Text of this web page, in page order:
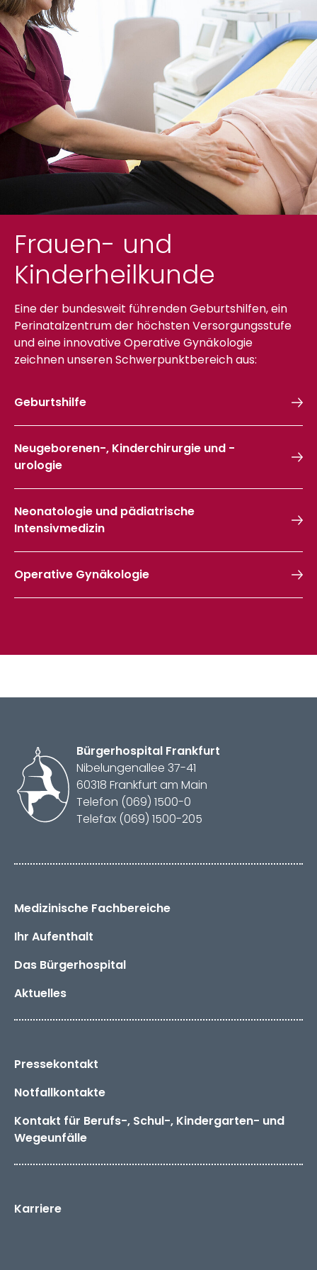
Frauen- und
Kinderheilkunde
Eine der bundesweit führendenGeburts­hilfen, ein
Perinatal­zentrumder höchsten Versorgungsstufe
und eine innovative OperativeGynä­kologie
zeichnen unseren Schwerpunktbereich aus:
Geburts­hilfe
Neu­geborenen-, Kinder­chirurgie und -
urologie
Neonatologie und pädiatrische
Intensivmedizin
Operative Gynä­kologie
Bürger­hospital Frankfurt
Nibelungenallee 37-41
60318 Frankfurt am Main
Telefon (069) 1500-0
Telefax (069) 1500-205
Medizinische Fachbereiche
Ihr Aufenthalt
Das Bürger­hospital
Aktuelles
Pressekontakt
Notfallkontakte
Kontakt für Berufs-, Schul-, Kindergarten- und
Wegeunfälle
Karriere